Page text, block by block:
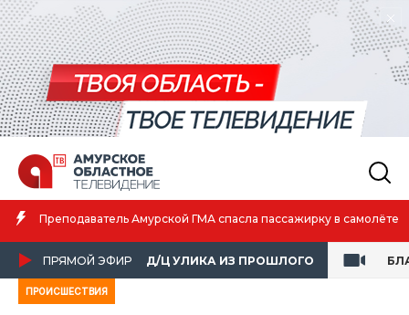
Преподаватель Амурской ГМА спасла пассажирку в самолёте
ПРЯМОЙ ЭФИР Д/Ц УЛИКА ИЗ ПРОШЛОГО
ПРОИСШЕСТВИЯ